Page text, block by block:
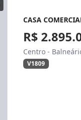
CASA
R$
Centro -
V1809